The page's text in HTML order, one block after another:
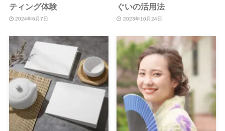
ティング体験
2024年6月7日
ぐいの活用法
2023年10月24日